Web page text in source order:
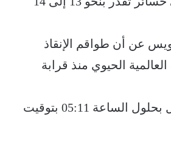
من قناة السويس عن أن طواقم الإنقاذ
الحيوي منذ قرابة
وهبط خام برنت 1.38 دولار بما يعادل 2.1% إلى 63.19 دولار للبرميل بحلول الساعة 05:11 بتوقيت